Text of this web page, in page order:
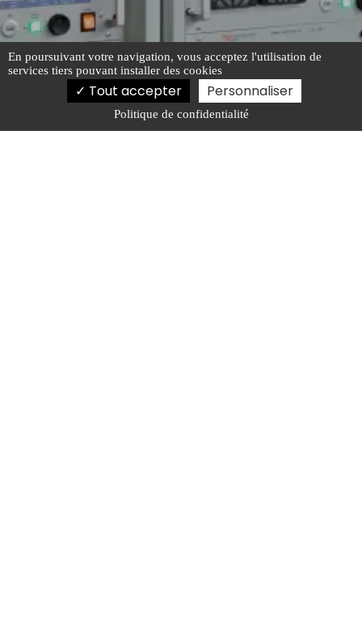
En poursuivant votre navigation, vous acceptez l'utilisation de
services tiers pouvant installer des cookies
Tout accepter Personnaliser
Politique de confidentialité